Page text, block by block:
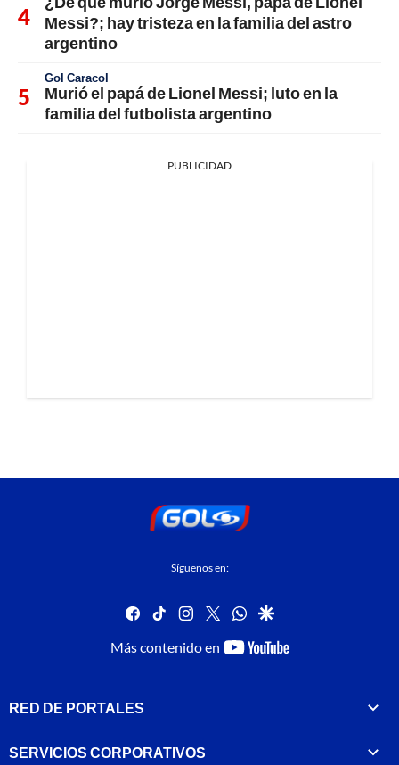
Messi?; hay tristeza en la familia del astro
argentino
Gol Caracol
Murió el papá de Lionel Messi; luto en la
familia del futbolista argentino
PUBLICIDAD
Síguenos en:
facebook
tiktok instagram
twitterwhatsapp
google
Más contenido en
youtube-
RED DE PORTALES
SERVICIOS CORPORATIVOS